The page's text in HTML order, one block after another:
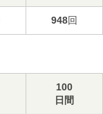
948回
100
日間